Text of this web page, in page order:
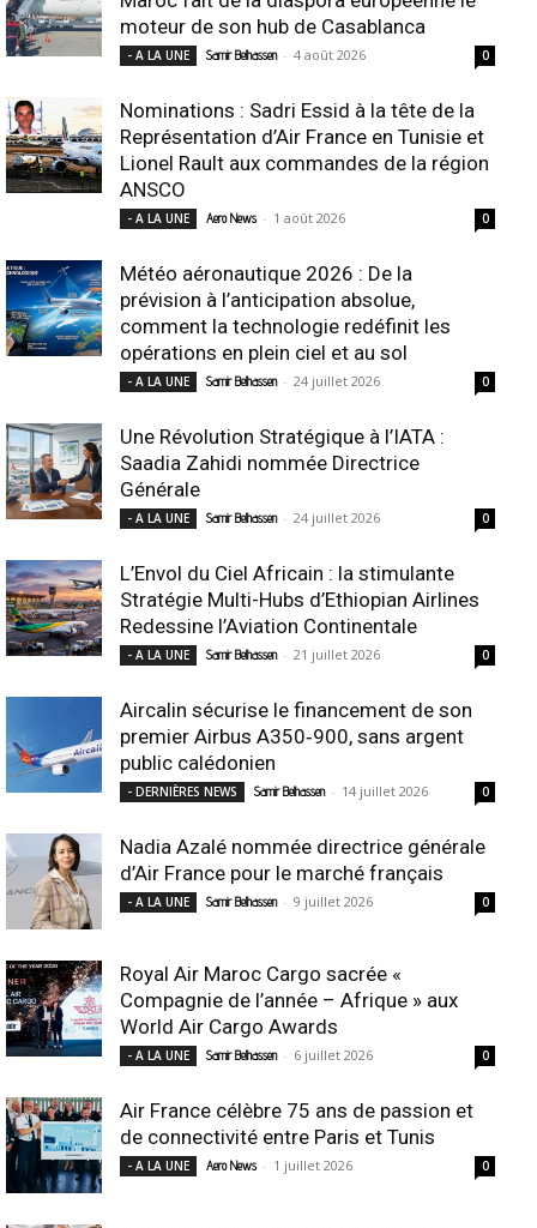
moteur de son hub de Casablanca
- A LA UNE Samir Belhassen - 4 août 2026 0
Nominations : Sadri Essid à la tête de la
Représentation d’Air France en Tunisie et
Lionel Rault aux commandes de la région
ANSCO
- A LA UNE Aero News - 1 août 2026 0
Météo aéronautique 2026 : De la
prévision à l’anticipation absolue,
comment la technologie redéfinit les
opérations en plein ciel et au sol
- A LA UNE Samir Belhassen - 24 juillet 2026 0
Une Révolution Stratégique à l’IATA :
Saadia Zahidi nommée Directrice
Générale
- A LA UNE Samir Belhassen - 24 juillet 2026 0
L’Envol du Ciel Africain : la stimulante
Stratégie Multi-Hubs d’Ethiopian Airlines
Redessine l’Aviation Continentale
- A LA UNE Samir Belhassen - 21 juillet 2026 0
Aircalin sécurise le financement de son
premier Airbus A350‑900, sans argent
public calédonien
- DERNIÈRES NEWS Samir Belhassen - 14 juillet 2026 0
Nadia Azalé nommée directrice générale
d’Air France pour le marché français
- A LA UNE Samir Belhassen - 9 juillet 2026 0
Royal Air Maroc Cargo sacrée «
Compagnie de l’année – Afrique » aux
World Air Cargo Awards
- A LA UNE Samir Belhassen - 6 juillet 2026 0
Air France célèbre 75 ans de passion et
de connectivité entre Paris et Tunis
- A LA UNE Aero News - 1 juillet 2026 0